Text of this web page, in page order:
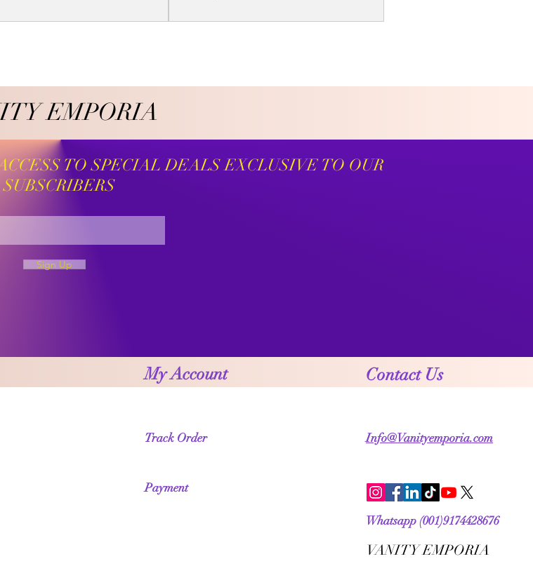
EMPORIA
EMPORIA
TO SPECIAL DEALS EXCLUSIVE TO OUR
SUBSCRIBERS
Sign Up
My Account Contact Us
Track Order
Payment
Info@Vanityemporia.com
Whatsapp (001)9174428676
VANITY EMPORIA
VANITY EMPORIA